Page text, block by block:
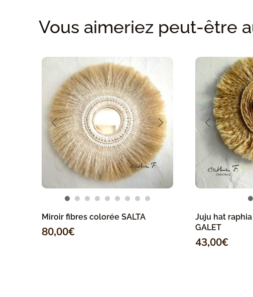
Vous aimeriez peut-être
Miroir fibres colorée SALTA
80,00€
Juju hat
GALET
43,00€